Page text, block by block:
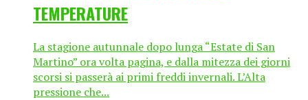
TEMPERATURE
La stagione autunnale dopo lunga “Estate di San
Martino” ora volta pagina, e dalla mitezza dei giorni
scorsi si passerà ai primi freddi invernali. L’Alta
pressione che...